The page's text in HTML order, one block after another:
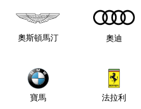
奧斯頓馬汀 奧迪
寶馬 法拉利